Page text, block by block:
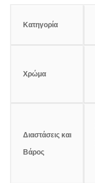
Κατηγορία
Χρώμα
Διαστάσεις και
Βάρος